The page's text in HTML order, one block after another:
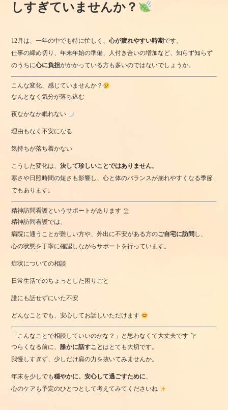
しすぎていませんか？
12月は、一年の中でも特に忙しく、心が疲れやすい時期です。
仕事の締め切り、年末年始の準備、人付き合いの増加など、知らず知らず
のうちに心に負担がかかっている方も多いのではないでしょうか。
こんな変化、感じていませんか？
なんとなく気分が落ち込む
夜なかなか眠れない
理由もなく不安になる
気持ちが落ち着かない
こうした変化は、決して珍しいことではありません。
寒さや日照時間の短さも影響し、心と体のバランスが崩れやすくなる季節
でもあります。
精神訪問看護というサポートがあります
精神訪問看護では、
病院に通うことが難しい方や、外出に不安がある方のご自宅に訪問 し、
心の状態を丁寧に確認しながらサポートを行っています。
症状についての相談
日常生活でのちょっとした困りごと
誰にも話せずにいた不安
どんなことでも、安心してお話しいただけます
「こんなことで相談していいのかな？」と思わなくて大丈夫です
つらくなる前に、誰かに話すことはとても大切です。
我慢しすぎず、少しだけ肩の力を抜いてみませんか。
年末を少しでも穏やかに、安心して過ごすために、
心のケアも予定のひとつとして考えてみてくださいね